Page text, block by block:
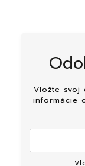
Vložte svoj
informácie